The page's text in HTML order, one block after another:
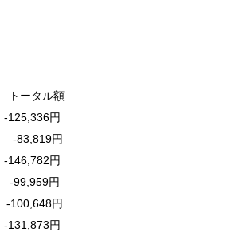
ル額
円
円
円
99,959円
円
円